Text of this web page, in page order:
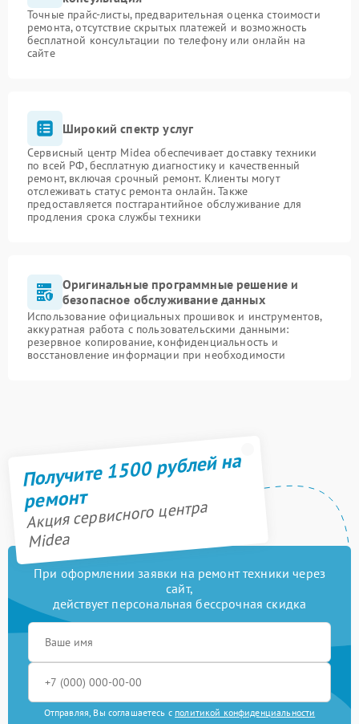
Точные прайс-листы, предварительная оценка стоимости
ремонта, отсутствие скрытых платежей и возможность
бесплатной консультации по телефону или онлайн на
сайте
Широкий спектр услуг
Сервисный центр Midea обеспечивает доставку техники
по всей РФ, бесплатную диагностику и качественный
ремонт, включая срочный ремонт. Клиенты могут
отслеживать статус ремонта онлайн. Также
предоставляется постгарантийное обслуживание для
продления срока службы техники
Оригинальные программные решение и
безопасное обслуживание данных
Использование официальных прошивок и инструментов,
аккуратная работа с пользовательскими данными:
резервное копирование, конфиденциальность и
восстановление информации при необходимости
Получите 1500 рублей на
ремонт
Акция сервисного центра
Midea
При оформлении заявки на ремонт техники через
сайт,
действует персональная бессрочная скидка
Отправляя, Вы соглашаетесь с политикой конфиденциальности